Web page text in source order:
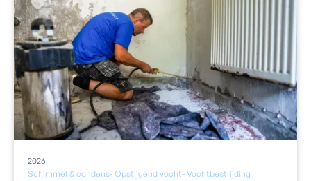
Schimmel & condens- Opstijgend vocht- Vochtbestrijding
2026